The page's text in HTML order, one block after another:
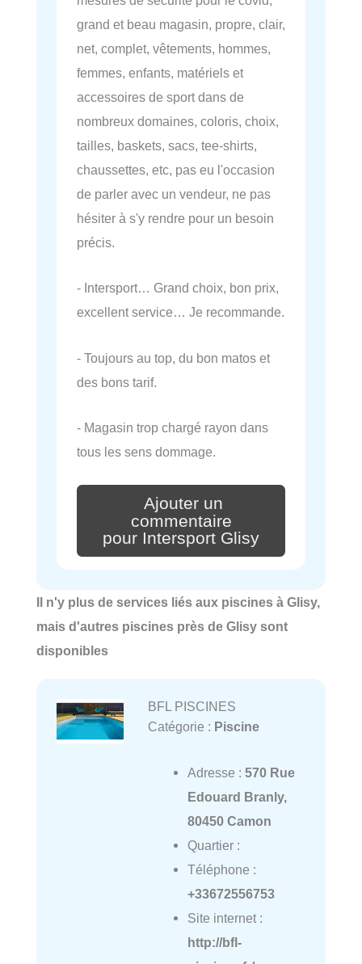
grand et beau magasin, propre, clair,
net, complet, vêtements, hommes,
femmes, enfants, matériels et
accessoires de sport dans de
nombreux domaines, coloris, choix,
tailles, baskets, sacs, tee-shirts,
chaussettes, etc, pas eu l'occasion
de parler avec un vendeur, ne pas
hésiter à s'y rendre pour un besoin
précis.
- Intersport… Grand choix, bon prix,
excellent service… Je recommande.
- Toujours au top, du bon matos et
des bons tarif.
- Magasin trop chargé rayon dans
tous les sens dommage.
Ajouter un
commentaire
pour Intersport Glisy
Il n'y plus de services liés aux piscines à Glisy,
mais d'autres piscines près de Glisy sont
disponibles
BFL PISCINES
Catégorie : Piscine
Adresse : 570 Rue
Edouard Branly,
80450 Camon
Quartier :
Téléphone :
+33672556753
Site internet :
http://bfl-